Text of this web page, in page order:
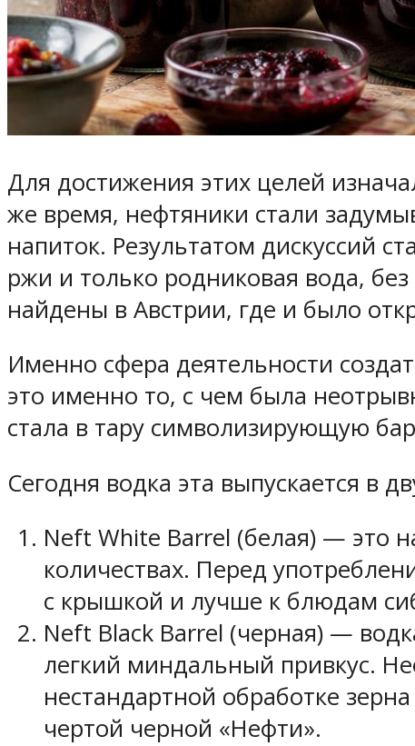
Для достижения этих целей
же время, нефтяники стали
напиток. Результатом дискуссий
ржи и только родниковая вода,
найдены в Австрии, где и было
Именно сфера деятельности
это именно то, с чем была
стала в тару символизирующую
Сегодня водка эта выпускается в
Neft White Barrel (белая) — это
количествах. Перед
с крышкой и лучше к блюдам
Neft Black Barrel (черная) —
легкий миндальный привкус.
нестандартной обработке
чертой черной «Нефти».